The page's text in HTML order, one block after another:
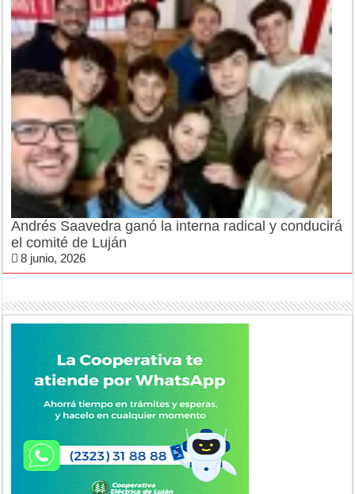
Andrés Saavedra ganó la interna radical y conducirá
el comité de Luján
8 junio, 2026